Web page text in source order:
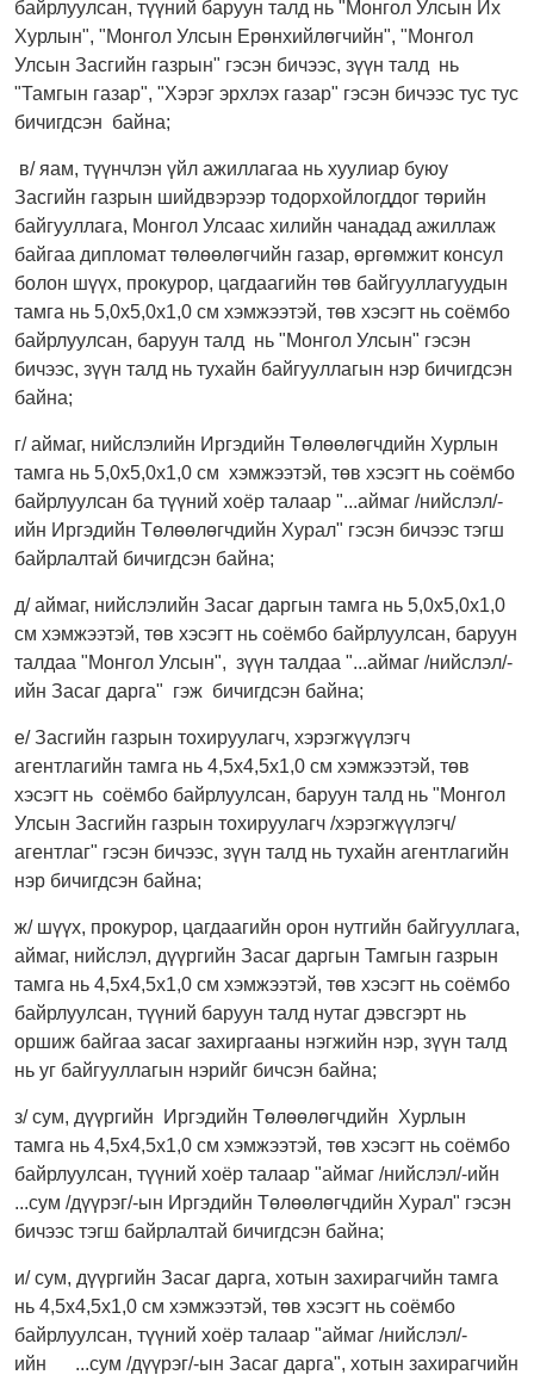
байрлуулсан, түүний баруун талд нь "Монгол Улсын Их
Хурлын", "Монгол Улсын Ерөнхийлөгчийн", "Монгол
Улсын Засгийн газрын" гэсэн бичээс, зүүн талд нь
"Тамгын газар", "Хэрэг эрхлэх газар" гэсэн бичээс тус тус
бичигдсэн байна;
в/ яам, түүнчлэн үйл ажиллагаа нь хуулиар буюу
Засгийн газрын шийдвэрээр тодорхойлогддог төрийн
байгууллага, Монгол Улсаас хилийн чанадад ажиллаж
байгаа дипломат төлөөлөгчийн газар, өргөмжит консул
болон шүүх, прокурор, цагдаагийн төв байгууллагуудын
тамга нь 5,0х5,0х1,0 см хэмжээтэй, төв хэсэгт нь соёмбо
байрлуулсан, баруун талд нь "Монгол Улсын" гэсэн
бичээс, зүүн талд нь тухайн байгууллагын нэр бичигдсэн
байна;
г/ аймаг, нийслэлийн Иргэдийн Төлөөлөгчдийн Хурлын
тамга нь 5,0х5,0х1,0 см хэмжээтэй, төв хэсэгт нь соёмбо
байрлуулсан ба түүний хоёр талаар "...аймаг /нийслэл/-
ийн Иргэдийн Төлөөлөгчдийн Хурал" гэсэн бичээс тэгш
байрлалтай бичигдсэн байна;
д/ аймаг, нийслэлийн Засаг даргын тамга нь 5,0х5,0х1,0
см хэмжээтэй, төв хэсэгт нь соёмбо байрлуулсан, баруун
талдаа "Монгол Улсын", зүүн талдаа "...аймаг /нийслэл/-
ийн Засаг дарга" гэж бичигдсэн байна;
е/ Засгийн газрын тохируулагч, хэрэгжүүлэгч
агентлагийн тамга нь 4,5х4,5х1,0 см хэмжээтэй, төв
хэсэгт нь соёмбо байрлуулсан, баруун талд нь "Монгол
Улсын Засгийн газрын тохируулагч /хэрэгжүүлэгч/
агентлаг" гэсэн бичээс, зүүн талд нь тухайн агентлагийн
нэр бичигдсэн байна;
ж/ шүүх, прокурор, цагдаагийн орон нутгийн байгууллага,
аймаг, нийслэл, дүүргийн Засаг даргын Тамгын газрын
тамга нь 4,5х4,5х1,0 см хэмжээтэй, төв хэсэгт нь соёмбо
байрлуулсан, түүний баруун талд нутаг дэвсгэрт нь
оршиж байгаа засаг захиргааны нэгжийн нэр, зүүн талд
нь уг байгууллагын нэрийг бичсэн байна;
з/ сум, дүүргийн Иргэдийн Төлөөлөгчдийн Хурлын
тамга нь 4,5х4,5х1,0 см хэмжээтэй, төв хэсэгт нь соёмбо
байрлуулсан, түүний хоёр талаар "аймаг /нийслэл/-ийн
...сум /дүүрэг/-ын Иргэдийн Төлөөлөгчдийн Хурал" гэсэн
бичээс тэгш байрлалтай бичигдсэн байна;
и/ сум, дүүргийн Засаг дарга, хотын захирагчийн тамга
нь 4,5х4,5х1,0 см хэмжээтэй, төв хэсэгт нь соёмбо
байрлуулсан, түүний хоёр талаар "аймаг /нийслэл/-
ийн ...сум /дүүрэг/-ын Засаг дарга", хотын захирагчийн